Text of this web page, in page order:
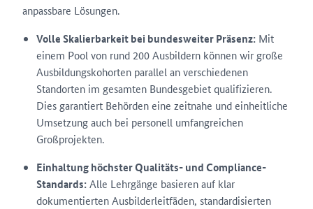
anpassbare Lösungen.
Volle Skalierbarkeit bei bundesweiter Präsenz: Mit
einem Pool von rund 200 Ausbildern können wir große
Ausbildungskohorten parallel an verschiedenen
Standorten im gesamten Bundesgebiet qualifizieren.
Dies garantiert Behörden eine zeitnahe und einheitliche
Umsetzung auch bei personell umfangreichen
Großprojekten.
Einhaltung höchster Qualitäts- und Compliance-
Standards:Alle Lehrgänge basieren auf klar
dokumentierten Ausbilderleitfäden, standardisierten